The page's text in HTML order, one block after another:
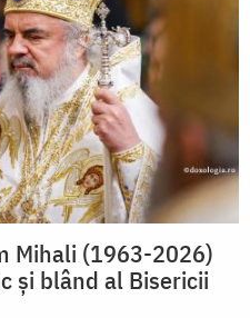
Mihali (1963-2026)
și blând al Bisericii